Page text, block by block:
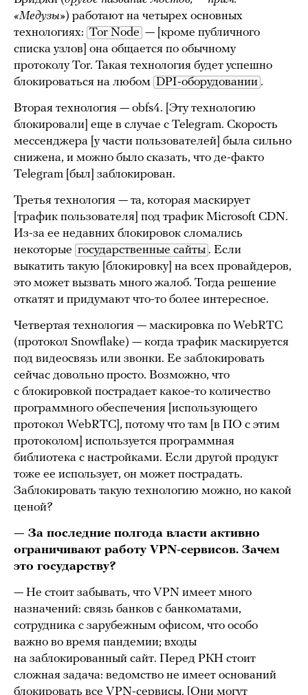
«Медузы») работают на четырех основных
технологиях: Tor Node — [кроме публичного
списка узлов] она общается по обычному
протоколу Tor. Такая технология будет успешно
блокироваться на любом DPI-оборудовании .
Вторая технология — obfs4. [Эту технологию
блокировали] еще в случае с Telegram. Скорость
мессенджера [у части пользователей] была сильно
снижена, и можно было сказать, что де-факто
Telegram [был] заблокирован.
Третья технология — та, которая маскирует
[трафик пользователя] под трафик Microsoft CDN.
Из-за ее недавних блокировок сломались
некоторые государственные сайты . Если
выкатить такую [блокировку] на всех провайдеров,
это может вызвать много жалоб. Тогда решение
откатят и придумают что-то более интересное.
Четвертая технология — маскировка по WebRTC
(протокол Snowflake) — когда трафик маскируется
под видеосвязь или звонки. Ее заблокировать
сейчас довольно просто. Возможно, что
с блокировкой пострадает какое-то количество
программного обеспечения [использующего
протокол WebRTC], потому что там [в ПО с этим
протоколом] используется программная
библиотека с настройками. Если другой продукт
тоже ее использует, он может пострадать.
Заблокировать такую технологию можно, но какой
ценой?
— За последние полгода власти активно
ограничивают работу VPN-сервисов. Зачем
это государству?
— Не стоит забывать, что VPN имеет много
назначений: связь банков с банкоматами,
сотрудника с зарубежным офисом, что особо
важно во время пандемии; входы
на заблокированный сайт. Перед РКН стоит
сложная задача: ведомство не имеет оснований
блокировать все VPN-сервисы. [Они могут